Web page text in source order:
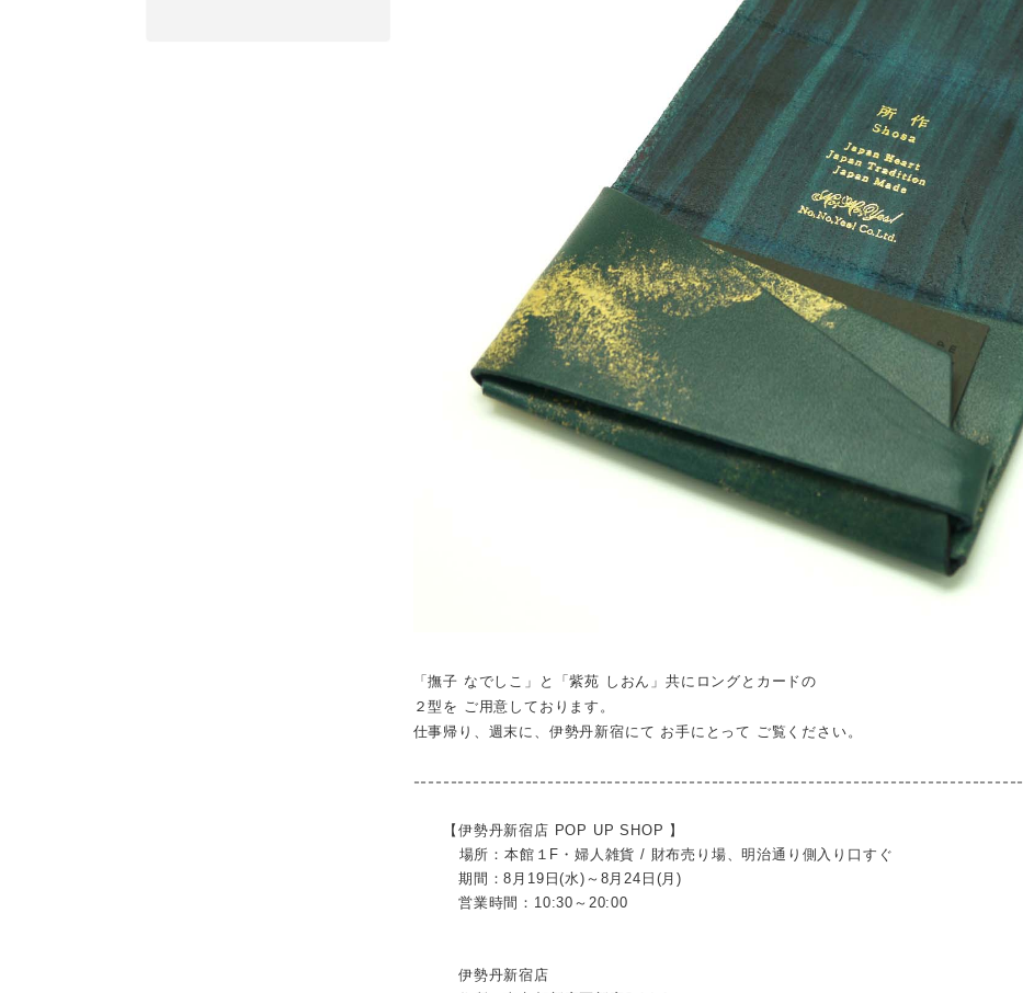
「撫子 なでしこ」と「紫苑 しおん」共にロングとカードの
２型を ご用意しております。
仕事帰り、週末に、伊勢丹新宿にて お手にとって ご覧ください。
【伊勢丹新宿店 POP UP SHOP 】
場所：本館１F・婦人雑貨 / 財布売り場、明治通り側入り口すぐ
期間：8月19日(水)～8月24日(月)
営業時間：10:30～20:00
伊勢丹新宿店